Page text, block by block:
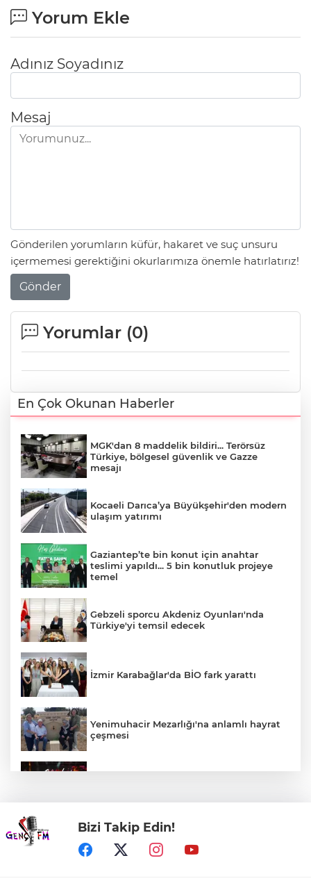
Yorum Ekle
Adınız Soyadınız
Mesaj
Gönderilen yorumların küfür, hakaret ve suç unsuru
içermemesi gerektiğini okurlarımıza önemle hatırlatırız!
Gönder
Yorumlar (0)
En Çok Okunan Haberler
MGK'dan 8 maddelik bildiri... Terörsüz
Türkiye, bölgesel güvenlik ve Gazze
mesajı
Kocaeli Darıca’ya Büyükşehir'den modern
ulaşım yatırımı
Gaziantep’te bin konut için anahtar
teslimi yapıldı... 5 bin konutluk projeye
temel
Gebzeli sporcu Akdeniz Oyunları'nda
Türkiye'yi temsil edecek
İzmir Karabağlar'da BİO fark yarattı
Yenimuhacir Mezarlığı'na anlamlı hayrat
çeşmesi
30 ilde DEAŞ'a 104 gözaltı!
Bizi Takip Edin!